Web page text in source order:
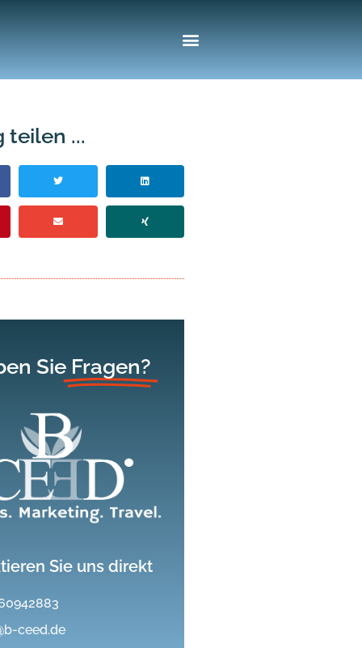
teilen ...
Sie Fragen?
Sie uns direkt
ceed.de